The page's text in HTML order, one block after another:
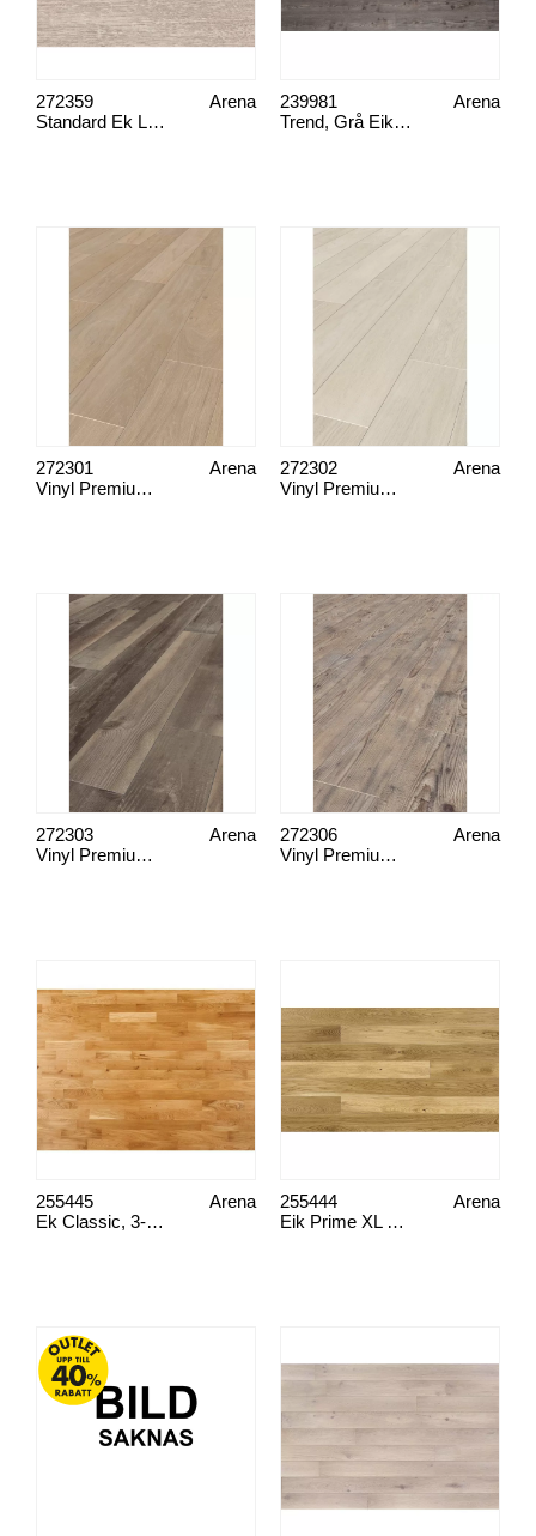
Standard Ek Ljusgrå Rustik Tilja
Arena
272359
Trend, Grå Eik Rustikk Plank
Arena
239981
Vinyl Premium Ek Natur
Arena
272301
Vinyl Premium Ek Ljus
Arena
272302
Vinyl Premium Furu Mörk
Arena
272303
Vinyl Premium Furu Rustik
Arena
272306
Ek Classic, 3-stav 14 mm 5Gc
Arena
255445
Eik Prime XL Tilja
Arena
255444